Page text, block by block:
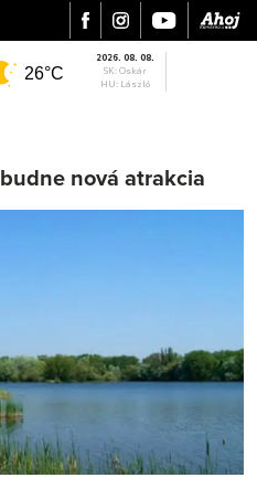
26°C
2026. 08. 08.
SK: Oskár
HU: László
nová atrakcia